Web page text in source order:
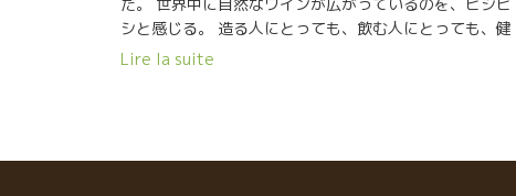
シと感じる。 造る人にとっても、飲む人にとっても、健
全で、地球にも優しく、本物度が高く、何より美味しく
Lire la suite